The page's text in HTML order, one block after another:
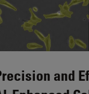
and